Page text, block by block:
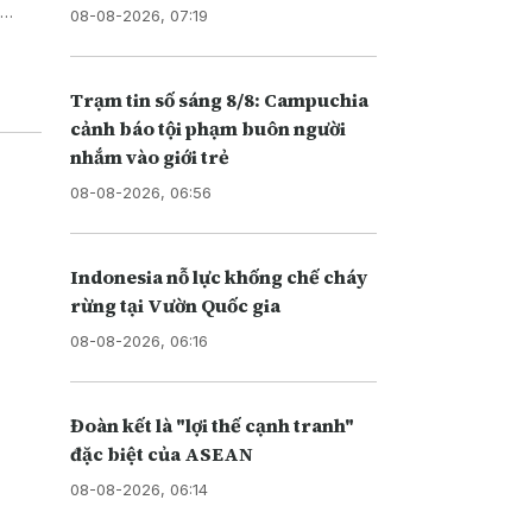
08-08-2026, 07:19
Trạm tin số sáng 8/8: Campuchia
cảnh báo tội phạm buôn người
nhắm vào giới trẻ
08-08-2026, 06:56
Indonesia nỗ lực khống chế cháy
rừng tại Vườn Quốc gia
08-08-2026, 06:16
Đoàn kết là "lợi thế cạnh tranh"
đặc biệt của ASEAN
08-08-2026, 06:14